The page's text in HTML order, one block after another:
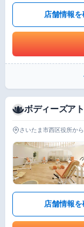
店舗情報
ボディーズア
さいたま市西区役所か
店舗情報